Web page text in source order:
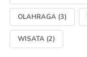
OLAHRAGA (3)
WISATA (2)